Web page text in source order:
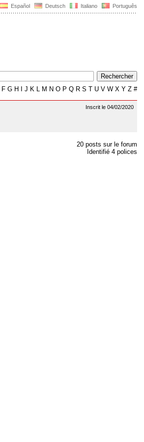
Español Deutsch Italiano Português
F G H J K L M N O P Q R S T U V W X Y Z #
Inscrit le 04/02/2020
20 posts sur le forum
Identifié 4 polices